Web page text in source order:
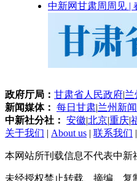
中新网甘肃周周见 |
政府厅局： 甘肃省人民政府|兰
新闻媒体： 每日甘肃|兰州新
中新社分社： 安徽|北京|重庆|
关于我们 | About us | 联系我们 |
本网站所刊载信息不代表中新
未经授权禁止转载、摘编、复